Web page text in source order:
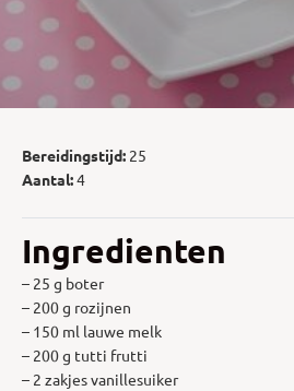
Bereidingstijd: 25
Aantal:4
Ingredienten
– 25 g boter
– 200 g rozijnen
– 150 ml lauwe melk
– 200 g tutti frutti
– 2 zakjes vanillesuiker